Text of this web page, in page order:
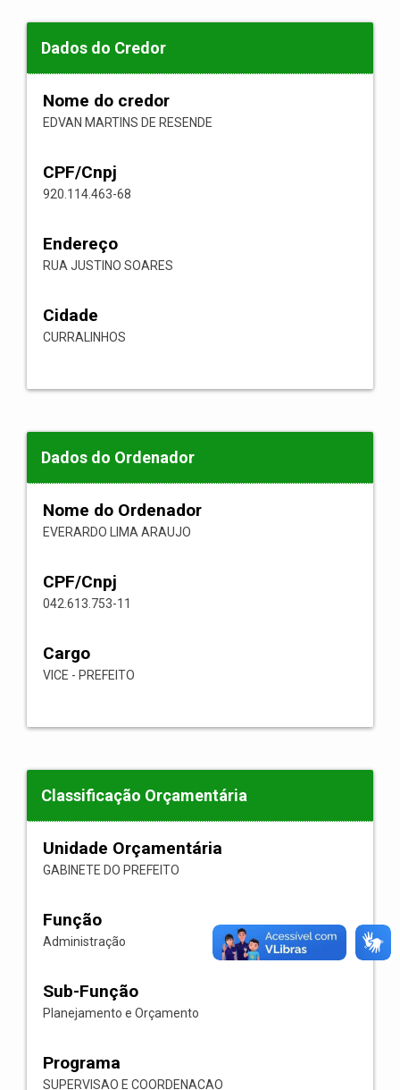
Dados do Credor
Nome do credor
EDVAN MARTINS DE RESENDE
CPF/Cnpj
920.114.463-68
Endereço
RUA JUSTINO SOARES
Cidade
CURRALINHOS
Dados do Ordenador
Nome do Ordenador
EVERARDO LIMA ARAUJO
CPF/Cnpj
042.613.753-11
Cargo
VICE - PREFEITO
Classificação Orçamentária
Unidade Orçamentária
GABINETE DO PREFEITO
Função
Administração
Sub-Função
Planejamento e Orçamento
Programa
SUPERVISAO E COORDENACAO